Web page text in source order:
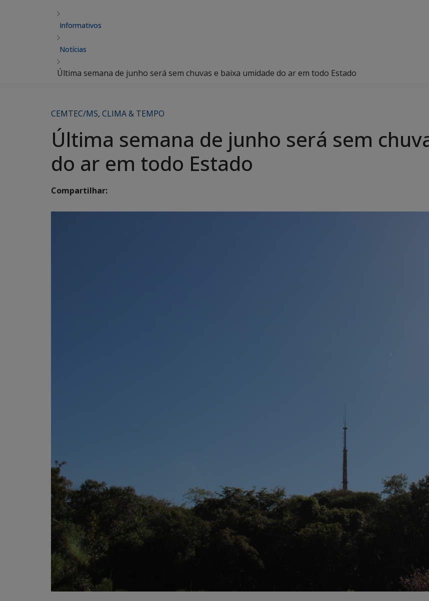
Informativos
Notícias
Última semana de junho será sem chuvas e baixa umidade do ar em todo Estado
CEMTEC/MS, CLIMA & TEMPO
Última semana de junho será sem
do ar em todo Estado
Compartilhar: